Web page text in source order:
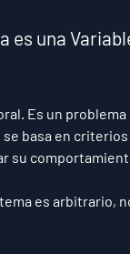
es una
Es un
basa en
su
es arbitrario,